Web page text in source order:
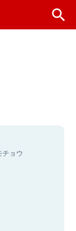
チョウ